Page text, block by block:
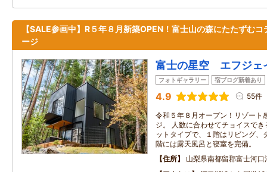
【SALE参画中】R５年８月新築OPEN！富士山の森にたたずむコ
ージ
富士の星空 エフジェ
フォトギャラリー 宿ブログ新着あり
4.9 55件
令和５年８月オープン！リゾート
ジ。 人数に合わせてチョイスで
ットタイプで、１階はリビング、
階には露天風呂と寝室を完備。
住所
山梨県南都留郡富士河